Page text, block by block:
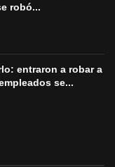
robó...
entraron a robar a
se...